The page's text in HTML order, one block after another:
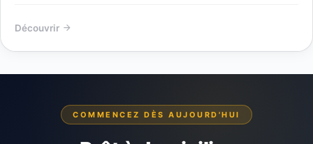
Découvrir
COMMENCEZ DÈS AUJOURD'HUI